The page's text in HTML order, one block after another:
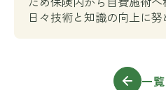
日々技術と知識の向上に努
一